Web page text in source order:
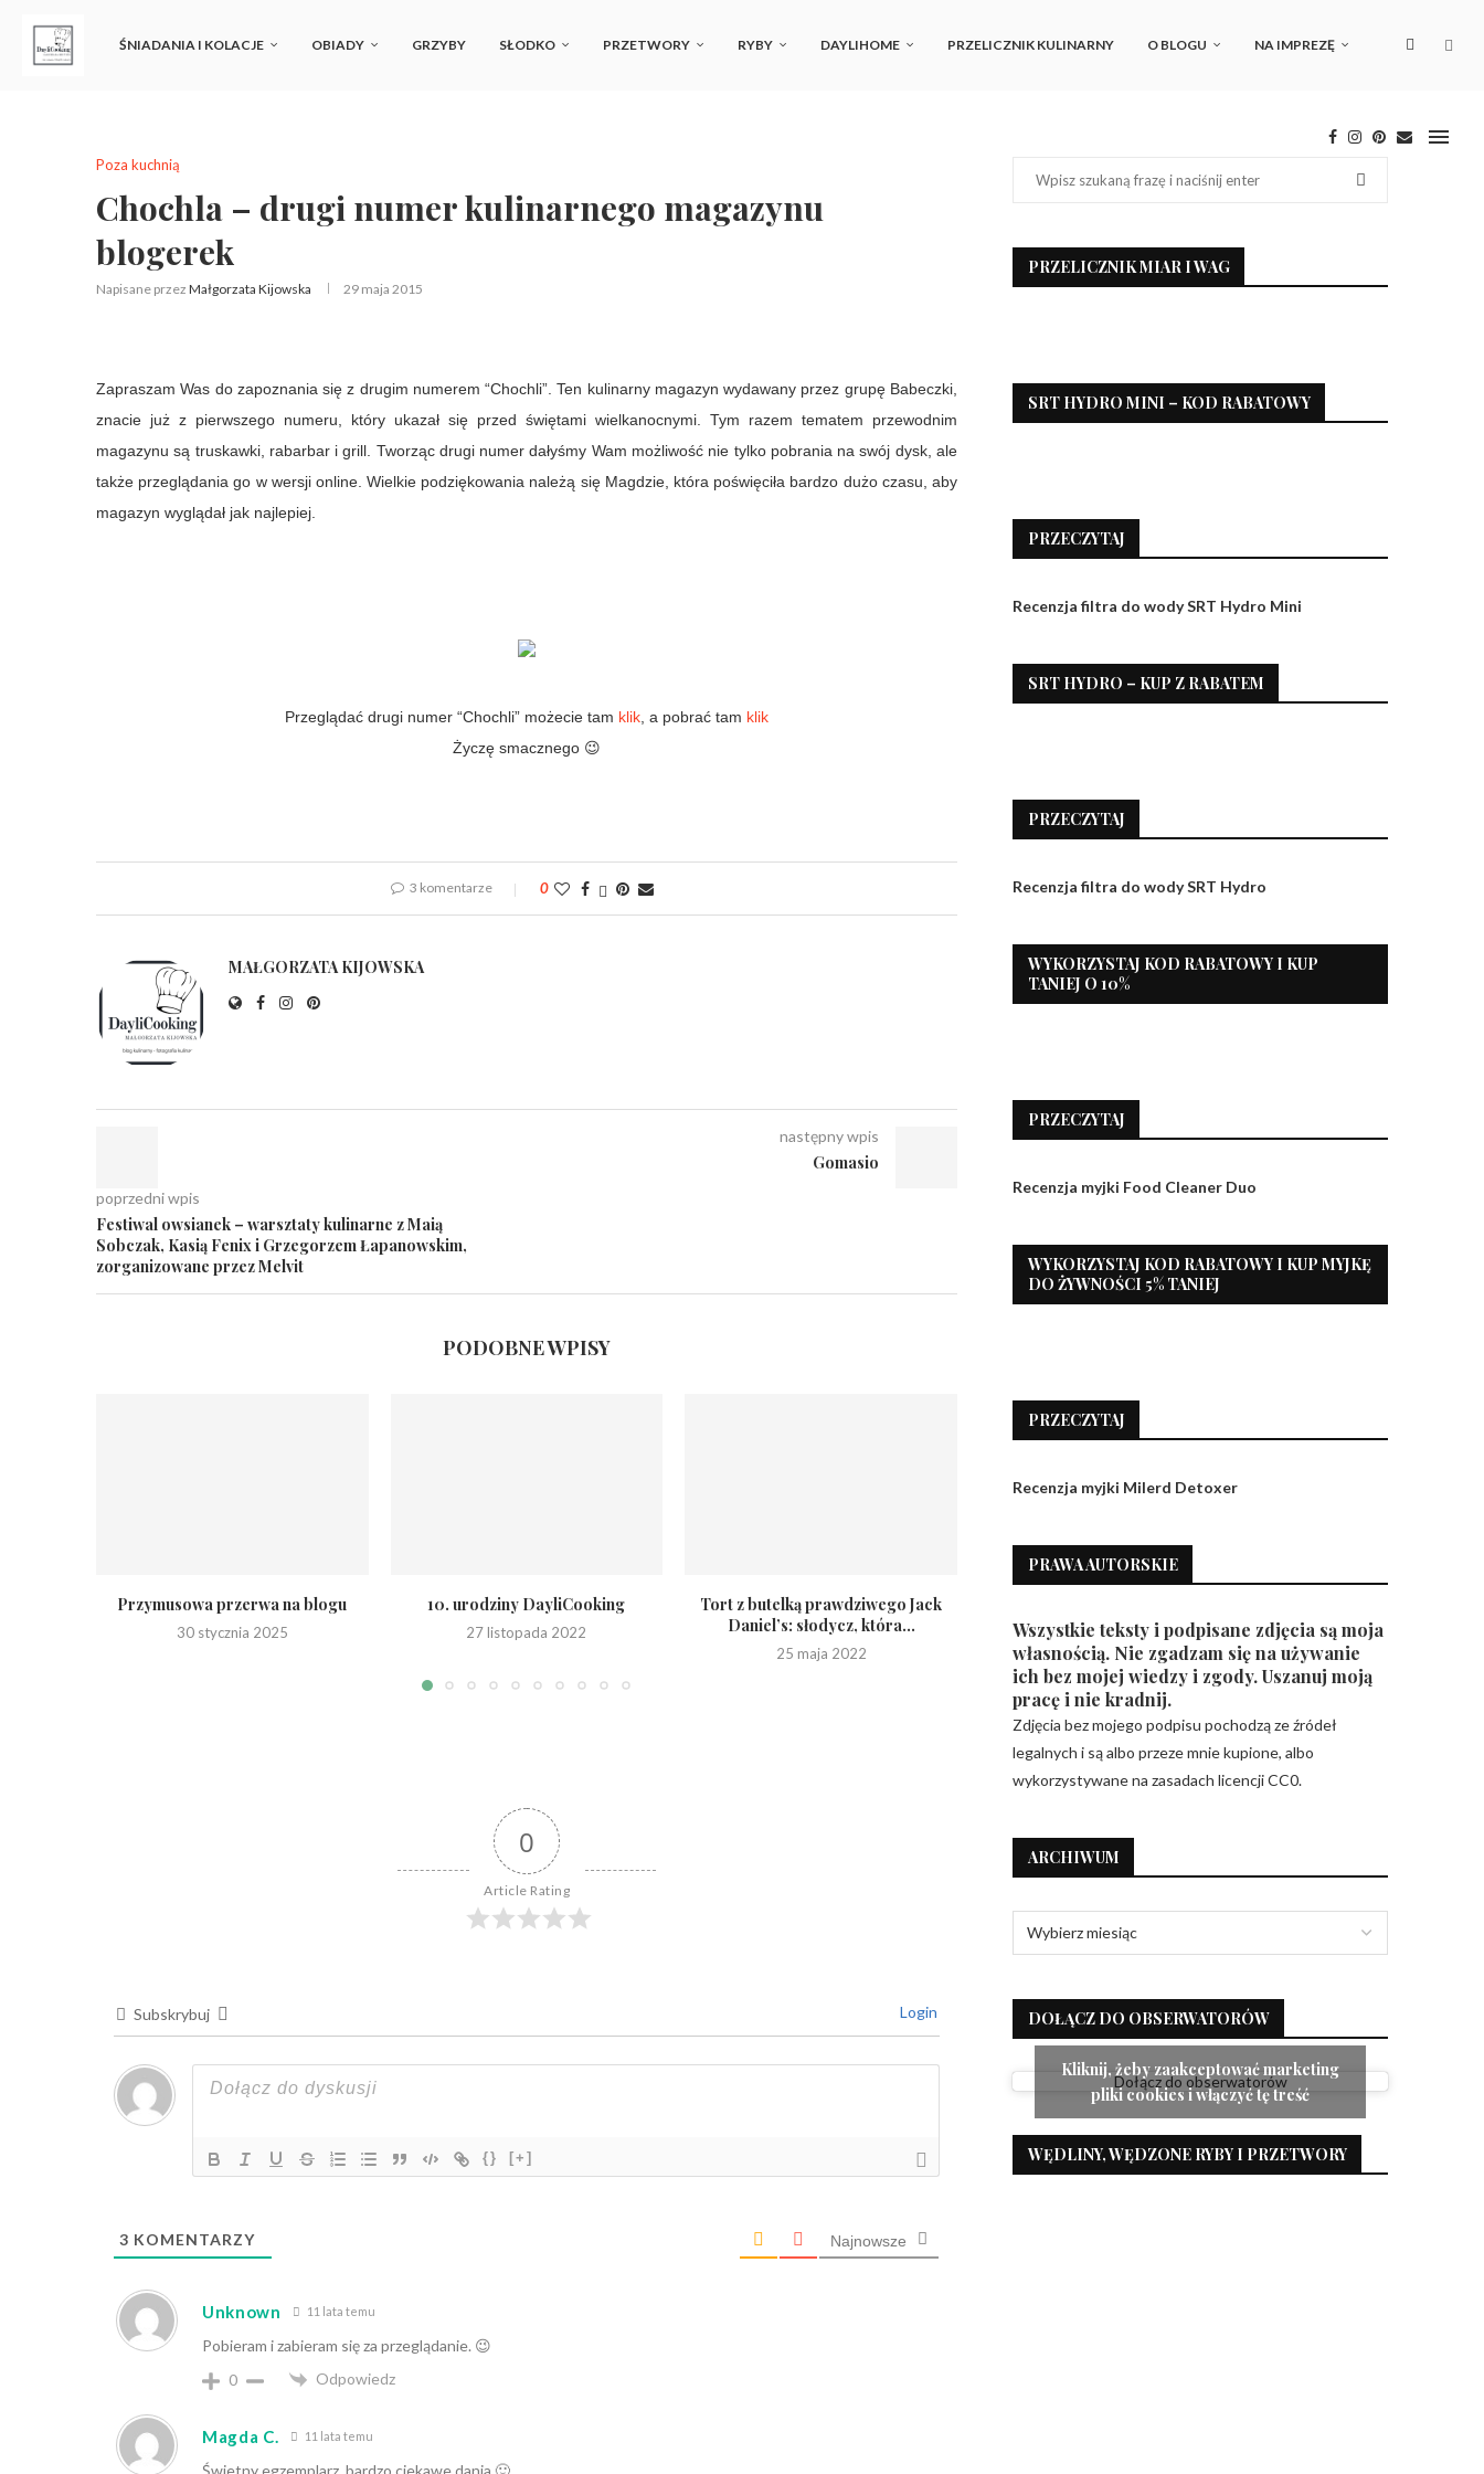
ŚNIADANIA I KOLACJE OBIADY GRZYBY SŁODKO PRZETWORY RYBY DAYLIHOME PRZELICZNIK KULINARNY O BLOGU NA IMPREZĘ
Poza kuchnią
Chochla – drugi numer kulinarnego magazynu
blogerek
Napisane przez Małgorzata Kijowska 29 maja 2015
Zapraszam Was do zapoznania się z drugim numerem “Chochli”. Ten kulinarny magazyn wydawany przez grupę Babeczki,
znacie już z pierwszego numeru, który ukazał się przed świętami wielkanocnymi. Tym razem tematem przewodnim
magazynu są truskawki, rabarbar i grill. Tworząc drugi numer dałyśmy Wam możliwość nie tylko pobrania na swój dysk, ale
także przeglądania go w wersji online. Wielkie podziękowania należą się Magdzie, która poświęciła bardzo dużo czasu, aby
magazyn wyglądał jak najlepiej.
Przeglądać drugi numer “Chochli” możecie tam klik, a pobrać tam klik
Życzę smacznego 😉
3 komentarze 0
MAŁGORZATA KIJOWSKA
poprzedni wpis
Festiwal owsianek – warsztaty kulinarne z Maią
Sobczak, Kasią Fenix i Grzegorzem Łapanowskim,
zorganizowane przez Melvit
następny wpis
Gomasio
PODOBNE WPISY
Przymusowa przerwa na blogu
30 stycznia 2025
10. urodziny DayliCooking
27 listopada 2022
Tort z butelką prawdziwego Jack
Daniel’s: słodycz, która...
25 maja 2022
polecam?
1 lipca 2021
certyfikowanie
oryginalnymi...
8 czerwca 2021
0
Article Rating
Subskrybuj Login
{} [+]
3 KOMENTARZY Najnowsze
Unknown 11 lata temu
Pobieram i zabieram się za przeglądanie. 😉
0
Odpowiedz
Magda C. 11 lata temu
PRZELICZNIK MIAR I WAG
SRT HYDRO MINI – KOD RABATOWY
PRZECZYTAJ
Recenzja filtra do wody SRT Hydro Mini
SRT HYDRO – KUP Z RABATEM
PRZECZYTAJ
Recenzja filtra do wody SRT Hydro
WYKORZYSTAJ KOD RABATOWY I KUP
TANIEJ O 10%
PRZECZYTAJ
Recenzja myjki Food Cleaner Duo
WYKORZYSTAJ KOD RABATOWY I KUP MYJKĘ
DO ŻYWNOŚCI 5% TANIEJ
PRZECZYTAJ
Recenzja myjki Milerd Detoxer
PRAWA AUTORSKIE
Wszystkie teksty i podpisane zdjęcia są moja
własnością. Nie zgadzam się na używanie
ich bez mojej wiedzy i zgody. Uszanuj moją
pracę i nie kradnij.
Zdjęcia bez mojego podpisu pochodzą ze źródeł
legalnych i są albo przeze mnie kupione, albo
wykorzystywane na zasadach licencji CC0.
ARCHIWUM
DOŁĄCZ DO OBSERWATORÓW
Dołącz do obserwatorów
Kliknij, żeby zaakceptować marketing
pliki cookies i włączyć tę treść
WĘDLINY, WĘDZONE RYBY I PRZETWORY